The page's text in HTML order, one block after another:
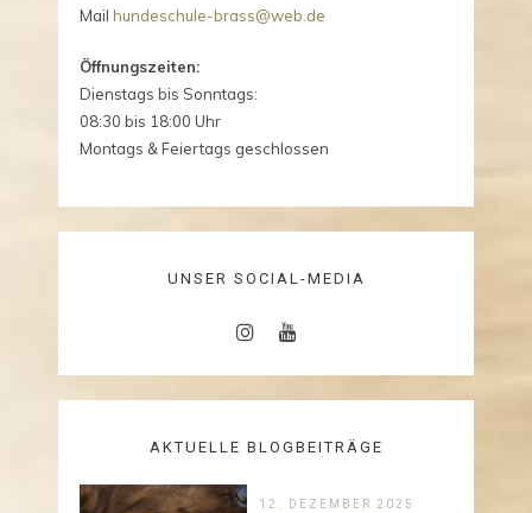
Mail hundeschule-brass@web.de
Öffnungszeiten:
Dienstags bis Sonntags:
08:30 bis 18:00 Uhr
Montags & Feiertags geschlossen
UNSER SOCIAL-MEDIA
AKTUELLE BLOGBEITRÄGE
12. DEZEMBER 2025